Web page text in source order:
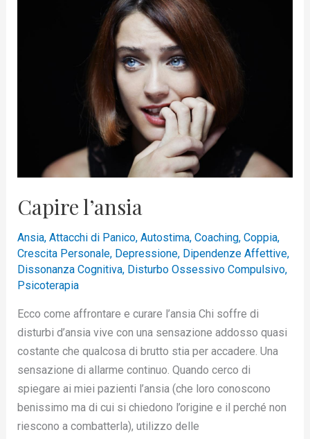
Capire l’ansia
Ansia, Attacchi di Panico, Autostima, Coaching, Coppia,
Crescita Personale, Depressione, Dipendenze Affettive,
Dissonanza Cognitiva, Disturbo Ossessivo Compulsivo,
Psicoterapia
Ecco come affrontare e curare l’ansia Chi soffre di
disturbi d’ansia vive con una sensazione addosso quasi
costante che qualcosa di brutto stia per accadere. Una
sensazione di allarme continuo. Quando cerco di
spiegare ai miei pazienti l’ansia (che loro conoscono
benissimo ma di cui si chiedono l’origine e il perché non
riescono a combatterla), utilizzo delle